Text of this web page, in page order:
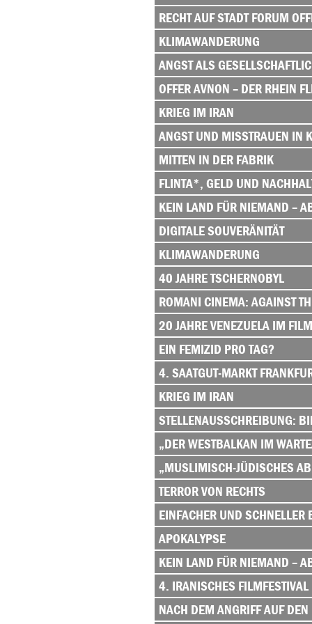
RECHT AUF STADT FORUM
KLIMAWANDERUNG
ANGST ALS
OFFER AVNON – DER RHEIN
KRIEG IM IRAN
ANGST UND MISSTRAUEN IN
MITTEN IN DER FABRIK
FLINTA*, GELD UND
KEIN LAND FÜR NIEMAND –
DIGITALE SOUVERÄNITÄT
KLIMAWANDERUNG
40 JAHRE TSCHERNOBYL
ROMANI CINEMA: AGAINST
20 JAHRE VENEZUELA IM
EIN FEMIZID PRO TAG?
4. SAATGUT-MARKT
KRIEG IM IRAN
STELLENAUSSCHREIBUNG:
„DER WESTBALKAN IM
„MUSLIMISCH-JÜDISCHES
TERROR VON RECHTS
EINFACHER UND
APOKALYPSE
KEIN LAND FÜR NIEMAND –
4. IRANISCHES FILMFESTIVAL
NACH DEM ANGRIFF AUF